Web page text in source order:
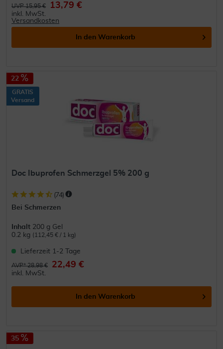
UVP 15,95 € 13,79 €
inkl. MwSt.
Versandkosten
In den Warenkorb
22
GRATIS
Versand
Doc Ibuprofen Schmerzgel 5% 200 g
(74)
Bei Schmerzen
Inhalt 200 g Gel
0.2 kg (112,45 € / 1 kg)
Lieferzeit 1-2 Tage
AVP* 28,98 € 22,49 €
inkl. MwSt.
In den Warenkorb
35